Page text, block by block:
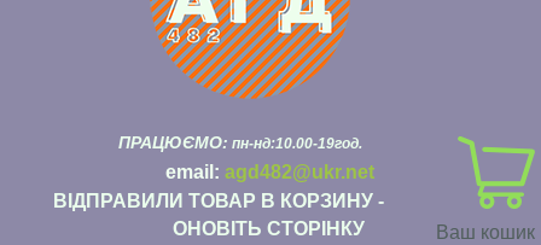
Ваш кошик
ПРАЦЮЄМО: пн-нд:10.00-19год.
email: agd482@ukr.net
ВІДПРАВИЛИ ТОВАР В КОРЗИНУ -
ОНОВІТЬ СТОРІНКУ